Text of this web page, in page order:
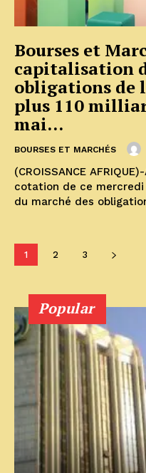
Bourses et
capitalisation
obligations de
plus 110
mai...
BOURSES ET MARCHÉS
(CROISSANCE
cotation de ce
du marché des
1 2 3
Popular